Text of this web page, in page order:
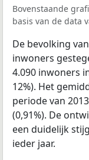
Bovenstaande
basis van de data
De bevolking
inwoners
4.090 inwoners
12%). Het
periode van
(0,91%). De
een duidelijk
ieder jaar.